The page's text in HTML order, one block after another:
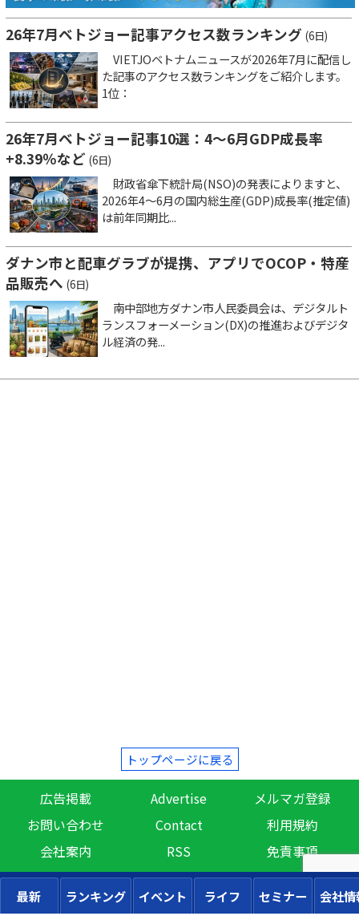
26年7月ベトジョー記事アクセス数ランキング (6日)
VIETJOベトナムニュースが2026年7月に配信し
た記事のアクセス数ランキングをご紹介します。
1位：
26年7月ベトジョー記事10選：4～6月GDP成長率
+8.39％など (6日)
財政省傘下統計局(NSO)の発表によりますと、
2026年4～6月の国内総生産(GDP)成長率(推定値)
は前年同期比...
ダナン市と配車グラブが提携、アプリでOCOP・特産
品販売へ (6日)
南中部地方ダナン市人民委員会は、デジタルト
ランスフォーメーション(DX)の推進およびデジタ
ル経済の発...
トップページに戻る
広告掲載 Advertise
メルマガ登録
お問い合わせ
Contact
利用規約
会社案内
RSS 免責事項
最新 ランキング イベント ライフ セミナー 会社